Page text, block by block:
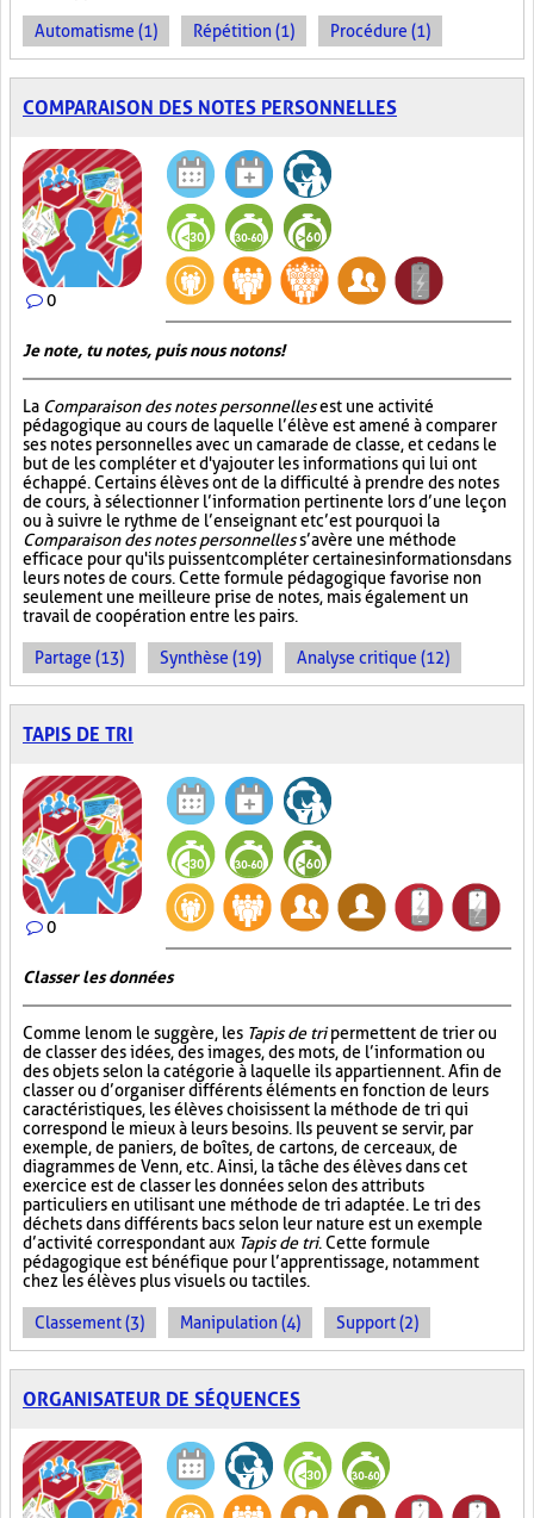
Automatisme (1) Répétition (1) Procédure (1)
COMPARAISON DES NOTES PERSONNELLES
0
Je note, tu notes, puis nous notons!
La Comparaison des notes personnellesest une activité
pédagogique au cours de laquelle l’élève est amené à comparer
ses notes personnelles avec un camarade de classe, et ce dans le
but de les compléter et d'y ajouter les informations qui lui ont
échappé. Certains élèves ont de la difficulté à prendre des notes
de cours, à sélectionner l’information pertinente lors d’une leçon
ou à suivre le rythme de l’enseignant et c’est pourquoi la
Comparaison des notes personnelless’avère une méthode
efficace pour qu'ils puissent compléter certaines informations dans
leurs notes de cours. Cette formule pédagogique favorise non
seulement une meilleure prise de notes, mais également un
travail de coopération entre les pairs.
Partage (13) Synthèse (19) Analyse critique (12)
TAPIS DE TRI
0
Classer les données
Comme le nom le suggère, les Tapis de tripermettent de trier ou
de classer des idées, des images, des mots, de l’information ou
des objets selon la catégorie à laquelle ils appartiennent. Afin de
classer ou d’organiser différents éléments en fonction de leurs
caractéristiques, les élèves choisissent la méthode de tri qui
correspond le mieux à leurs besoins. Ils peuvent se servir, par
exemple, de paniers, de boîtes, de cartons, de cerceaux, de
diagrammes de Venn, etc. Ainsi, la tâche des élèves dans cet
exercice est de classer les données selon des attributs
particuliers en utilisant une méthode de tri adaptée. Le tri des
déchets dans différents bacs selon leur nature est un exemple
d’activité correspondant aux Tapis de tri. Cette formule
pédagogique est bénéfique pour l’apprentissage, notamment
chez les élèves plus visuels ou tactiles.
Classement (3) Manipulation (4) Support (2)
ORGANISATEUR DE SÉQUENCES